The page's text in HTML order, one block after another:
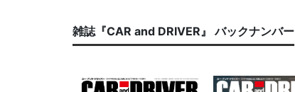
雑誌『CAR and DRIVER』 バックナンバー